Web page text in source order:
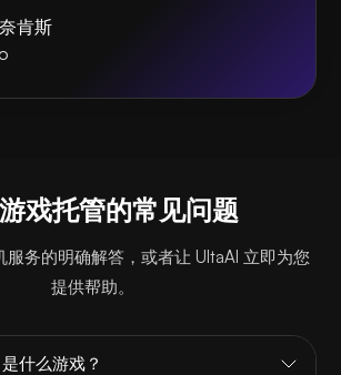
肯斯
戏托管的常见问题
服务的明确解答，或者让 UltaAI 立即为您
提供帮助。
什么游戏？